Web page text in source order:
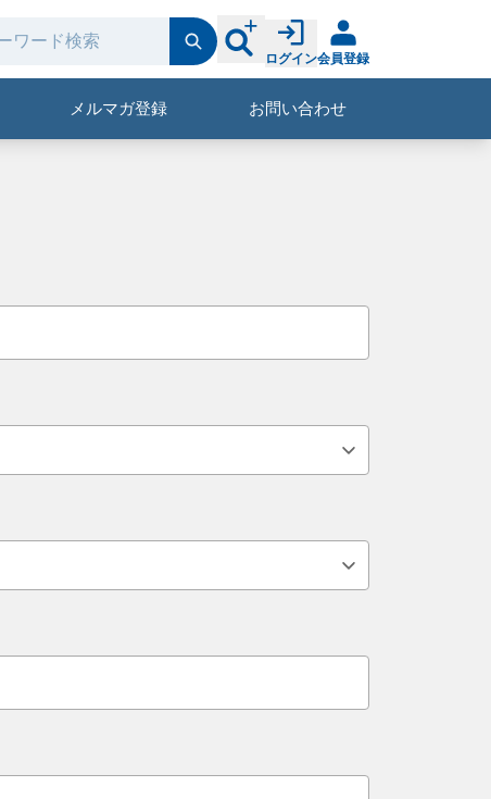
ログイン会員登録
メルマガ登録 お問い合わせ